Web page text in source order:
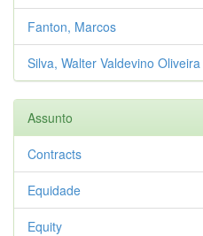
Fanton, Marcos
Silva, Walter Valdevino Oliveira
Assunto
Contracts
Equidade
Equity